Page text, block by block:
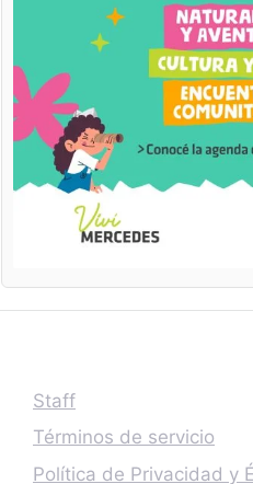
Staff
Términos de servicio
Política de Privacidad y